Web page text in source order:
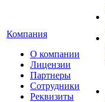
Компания
О компании
Лицензии
Партнеры
Сотрудники
Реквизиты